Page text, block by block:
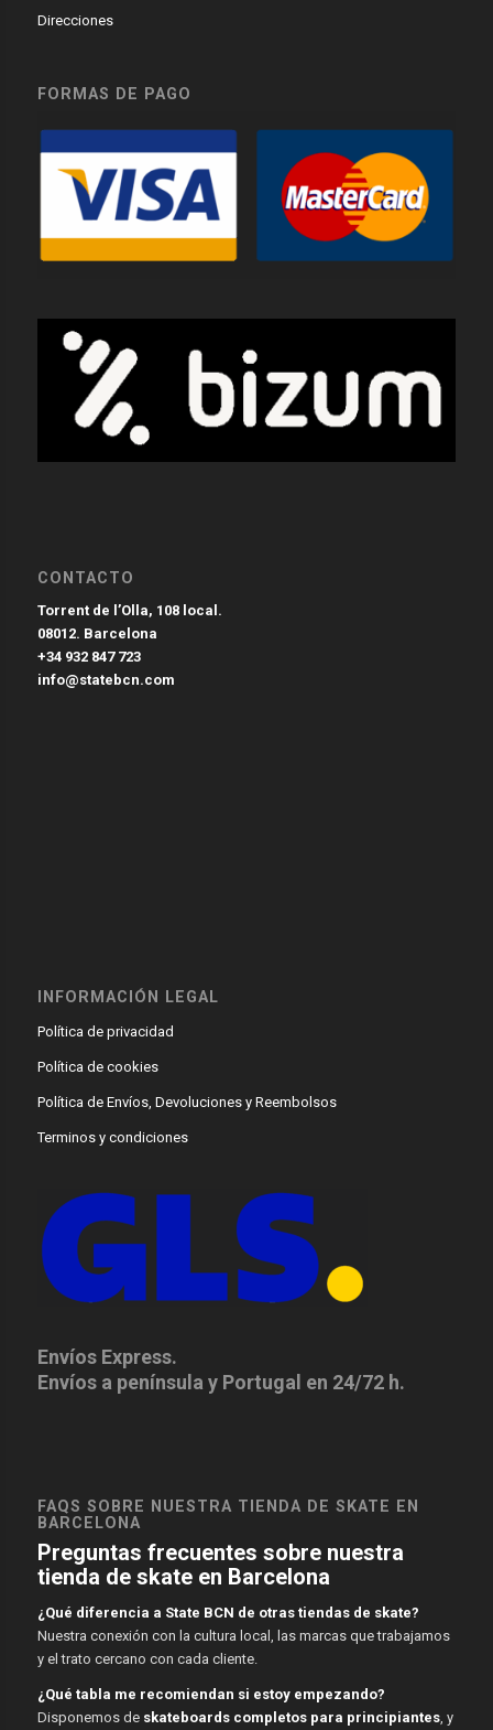
Direcciones
FORMAS DE PAGO
CONTACTO
Torrent de l’Olla, 108 local.
08012. Barcelona
+34 932 847 723
info@statebcn.com
INFORMACIÓN LEGAL
Política de privacidad
Política de cookies
Política de Envíos, Devoluciones y Reembolsos
Terminos y condiciones
Envíos Express.
Envíos a península y Portugal en 24/72 h.
FAQS SOBRE NUESTRA TIENDA DE SKATE EN
BARCELONA
Preguntas frecuentes sobre nuestra
tienda de skate en Barcelona
¿Qué diferencia a State BCN de otras tiendas de skate?
Nuestra conexión con la cultura local, las marcas que trabajamos
y el trato cercano con cada cliente.
¿Qué tabla me recomiendan si estoy empezando?
Disponemos de skateboards completos para principiantes, y